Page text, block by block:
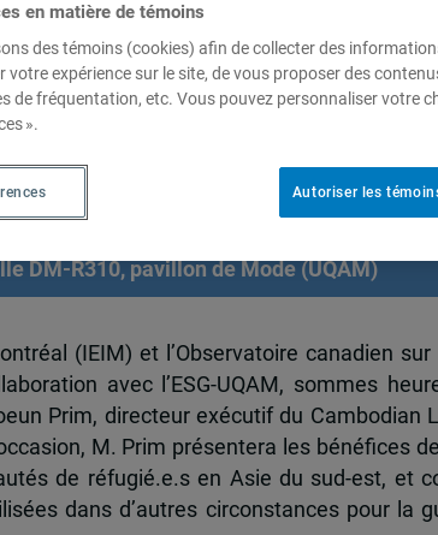
réfugié.e.s: un
DM-R310, pavillon de Mode (UQAM)
(IEIM) et l’Observatoire canadien
avec l’ESG-UQAM, sommes
Prim, directeur exécutif du Cambodian
M. Prim présentera les bénéfices
de réfugié.e.s en Asie du sud-est, et
dans d’autres circonstances pour la
en matière de témoins
des témoins (cookies) afin de collecter des
votre expérience sur le site, de vous proposer des
de fréquentation, etc. Vous pouvez personnaliser votre
».
Autoriser les